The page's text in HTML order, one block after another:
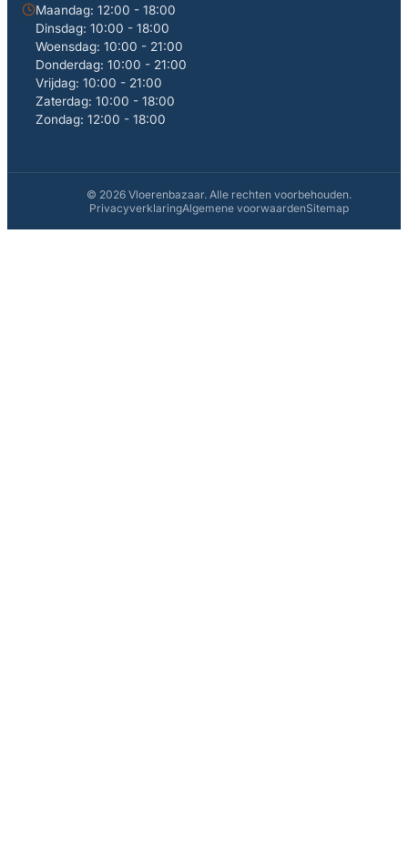
Maandag: 12:00 - 18:00
Dinsdag: 10:00 - 18:00
Woensdag: 10:00 - 21:00
Donderdag: 10:00 - 21:00
Vrijdag: 10:00 - 21:00
Zaterdag: 10:00 - 18:00
Zondag: 12:00 - 18:00
© 2026 Vloerenbazaar. Alle rechten voorbehouden.
PrivacyverklaringAlgemene voorwaardenSitemap